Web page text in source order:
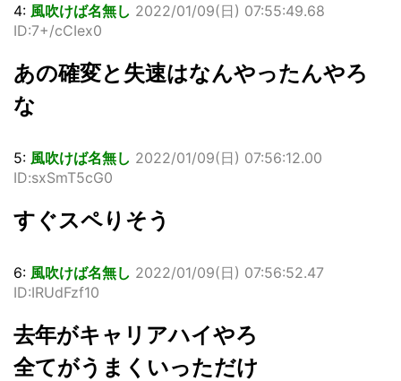
4: 風吹けば名無し 2022/01/09(日) 07:55:49.68
ID:7+/cCIex0
あの確変と失速はなんやったんやろ
な
5: 風吹けば名無し 2022/01/09(日) 07:56:12.00
ID:sxSmT5cG0
すぐスペりそう
6: 風吹けば名無し 2022/01/09(日) 07:56:52.47
ID:IRUdFzf10
去年がキャリアハイやろ
全てがうまくいっただけ